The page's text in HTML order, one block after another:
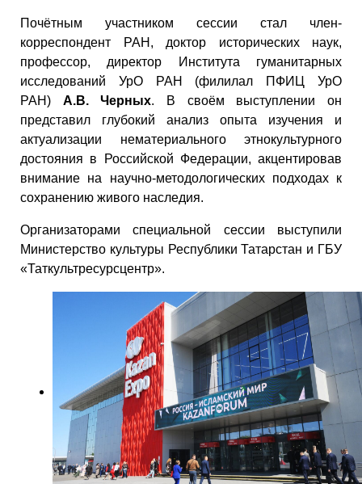
Почётным участником сессии стал член-
корреспондент РАН, доктор исторических наук,
профессор, директор Института гуманитарных
исследований УрО РАН (филилал ПФИЦ УрО
РАН) А.В. Черных. В своём выступлении он
представил глубокий анализ опыта изучения и
актуализации нематериального этнокультурного
достояния в Российской Федерации, акцентировав
внимание на научно-методологических подходах к
сохранению живого наследия.
Организаторами специальной сессии выступили
Министерство культуры Республики Татарстан и ГБУ
«Таткультресурсцентр».